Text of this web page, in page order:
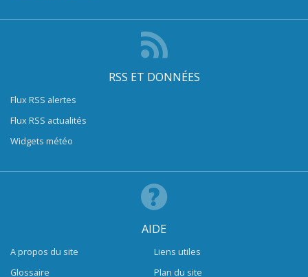
RSS ET DONNÉES
Flux RSS alertes
Flux RSS actualités
Widgets météo
AIDE
A propos du site
Glossaire
Liens utiles
Plan du site